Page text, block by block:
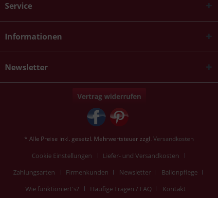
Service
Informationen
Newsletter
Vertrag widerrufen
* Alle Preise inkl. gesetzl. Mehrwertsteuer zzgl. Versandkosten
Cookie Einstellungen
Liefer- und Versandkosten
Zahlungsarten
Firmenkunden Newsletter
Ballonpflege
Wie funktioniert's?
Häufige Fragen / FAQ Kontakt